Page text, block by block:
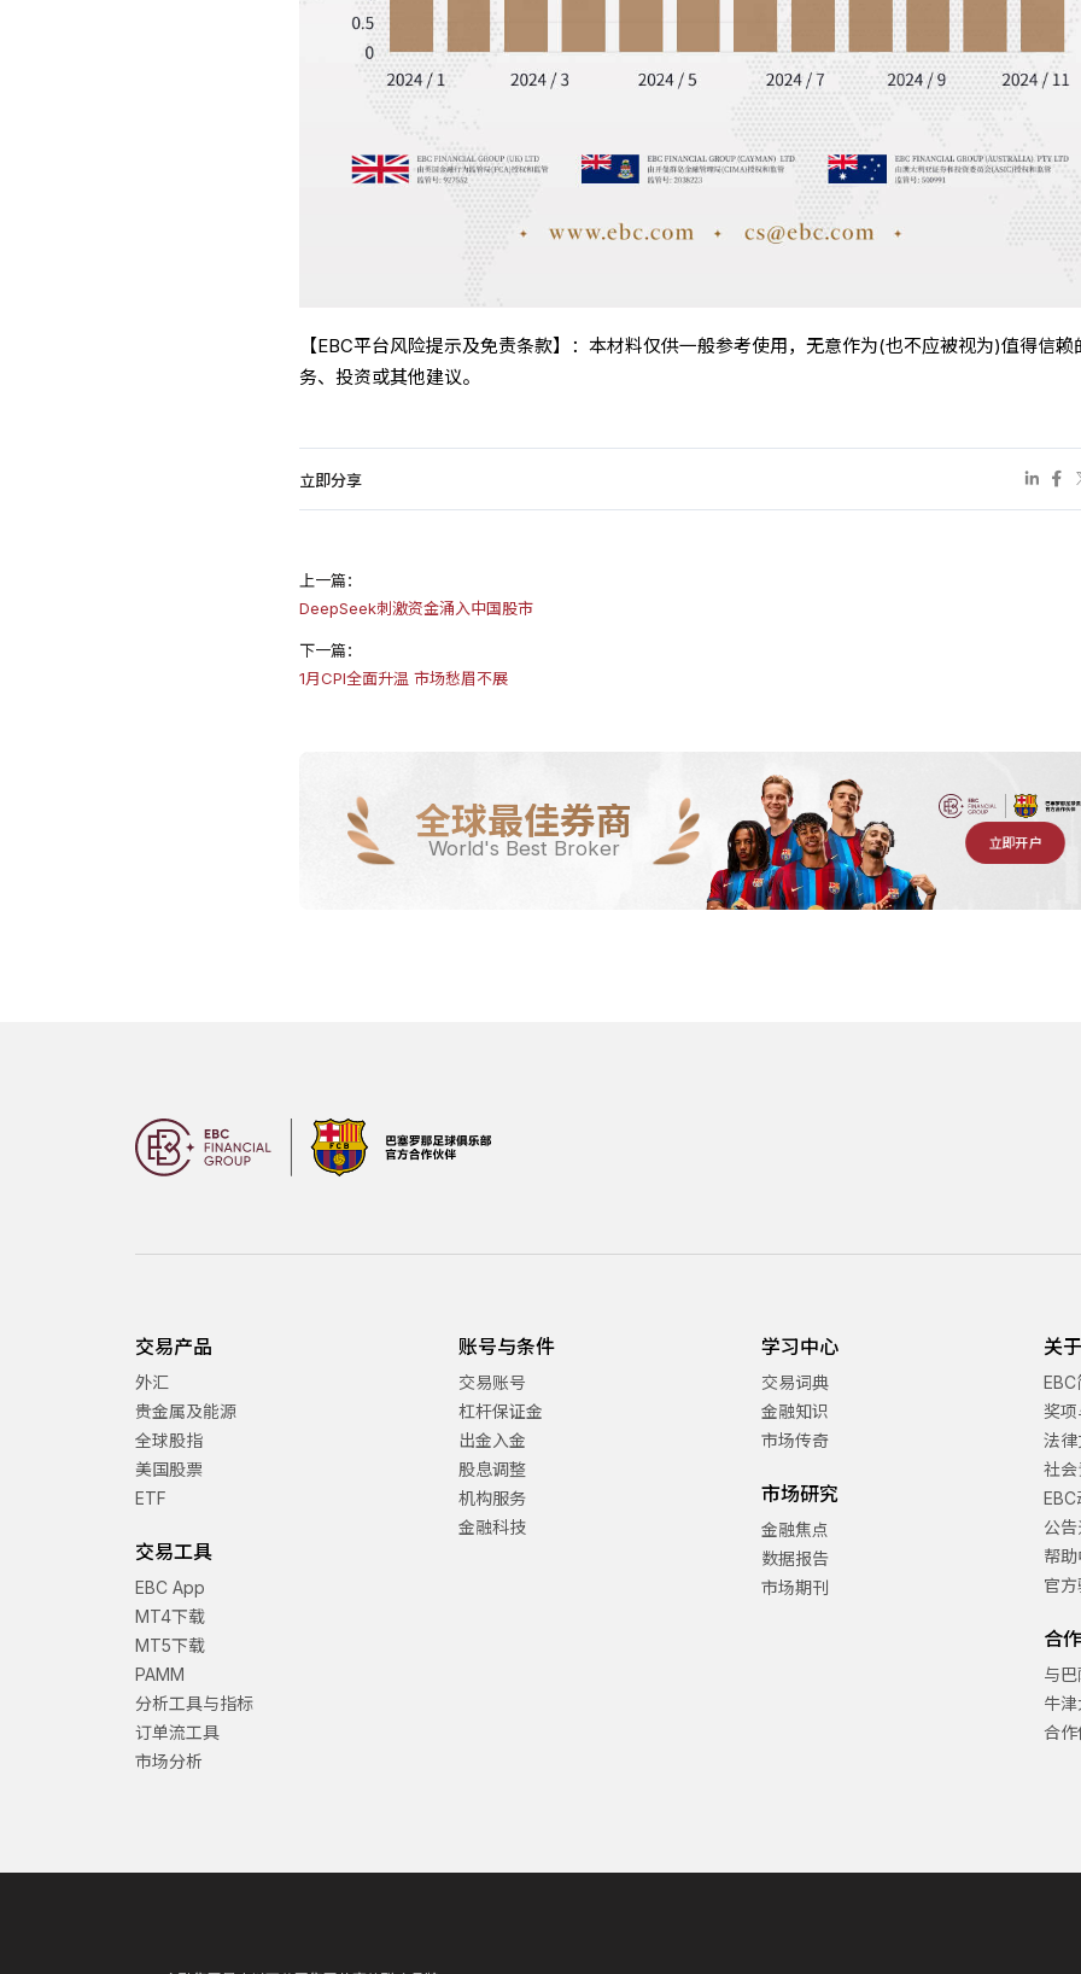
【EBC平台风险提示及免责条款】：本材料仅供一般参考使用，无意作为(也不应被视为)值得信赖
务、投资或其他建议。
立即分享
上一篇：
DeepSeek刺激资金涌入中国股市
下一篇：
1月CPI全面升温 市场愁眉不展
全球最佳券商
World's Best Broker 立即开户
交易产品
外汇
贵金属及能源
全球股指
美国股票
ETF
交易工具
EBC App
MT4下载
MT5下载
PAMM
分析工具与指标
订单流工具
市场分析
账号与条件
交易账号
杠杆保证金
出金入金
股息调整
机构服务
金融科技
学习中心
交易词典
金融知识
市场传奇
市场研究
金融焦点
数据报告
市场期刊
关
奖
法
社
公
帮
官
合
与
牛
合